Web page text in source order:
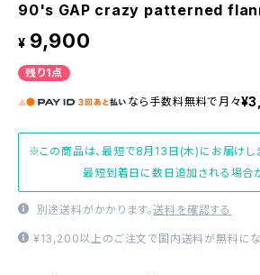
90's GAP crazy patterned
¥ 9,900
残り1点
なら 手数料無料で 月々
※この商品は、最短で8月13日(木)にお届けしま
最短到着日に数日追加される場合が
別途送料がかかります。送料を確認する
¥13,200以上のご注文で国内送料が無料にな